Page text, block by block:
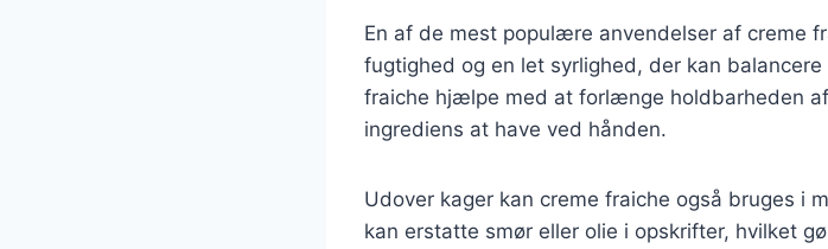
En af de mest populære anvendelser af creme
fugtighed og en let syrlighed, der kan
fraiche hjælpe med at forlænge holdbarheden
ingrediens at have ved hånden.
Udover kager kan creme fraiche også bruges i
kan erstatte smør eller olie i opskrifter, hvilket